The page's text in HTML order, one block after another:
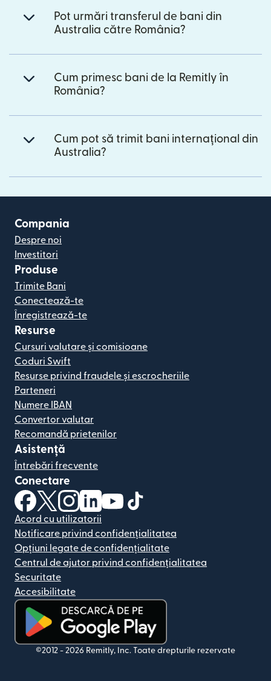
Pot urmări transferul de bani din
Australia către România?
Cum primesc bani de la Remitly în
România?
Cum pot să trimit bani internațional din
Australia?
Compania
Despre noi
Investitori
Produse
Trimite Bani
Conectează-te
Înregistrează-te
Resurse
Cursuri valutare și comisioane
Coduri Swift
Resurse privind fraudele și escrocheriile
Parteneri
Numere IBAN
Convertor valutar
Recomandă prietenilor
Asistență
Întrebări frecvente
Conectare
(se deschide într-o fereastră nouă)
(se deschide într-o fereastră nouă)
(se deschide într-o fereastră nouă)
(se deschide într-o fereastră nouă)
(se deschide într-o fereastră
Acord cu utilizatorii
Notificare privind confidențialitatea
Opțiuni legate de confidențialitate
Centrul de ajutor privind confidențialitatea
Securitate
Accesibilitate
(se deschide într-o fereastră nouă)
©2012 - 2026 Remitly, Inc. Toate drepturile rezervate